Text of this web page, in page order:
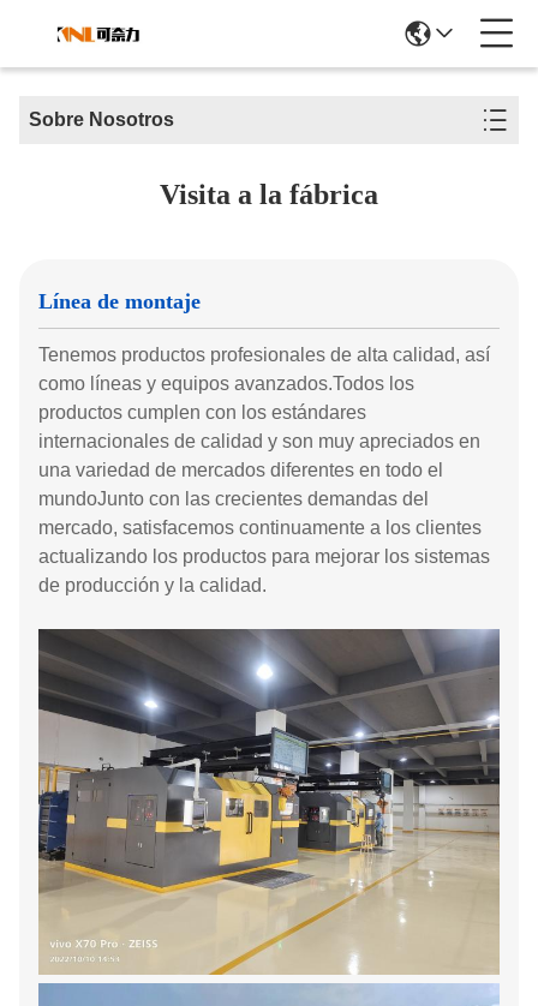
Sobre Nosotros
Visita a la fábrica
Línea de montaje
Tenemos productos profesionales de alta calidad, así
como líneas y equipos avanzados.Todos los
productos cumplen con los estándares
internacionales de calidad y son muy apreciados en
una variedad de mercados diferentes en todo el
mundoJunto con las crecientes demandas del
mercado, satisfacemos continuamente a los clientes
actualizando los productos para mejorar los sistemas
de producción y la calidad.